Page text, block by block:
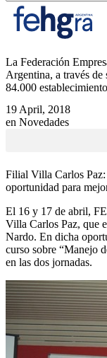
La Federación
Argentina, a través de
84.000
19 April, 2018
en Novedades
Filial Villa Carlos Paz:
oportunidad para
El 16 y 17 de abril,
Villa Carlos Paz, que
Nardo. En dicha
curso sobre “Manejo
en las dos jornadas.